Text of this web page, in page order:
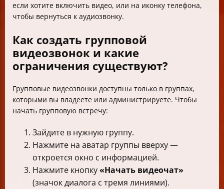
если хотите включить видео, или на иконку телефона,
чтобы вернуться к аудиозвонку.
Как создать групповой
видеозвонок и какие
ограничения существуют?
Групповые видеозвонки доступны только в группах,
которыми вы владеете или администрируете. Чтобы
начать групповую встречу:
Зайдите в нужную группу.
Нажмите на аватар группы вверху —
откроется окно с информацией.
Нажмите кнопку«Начать видеочат»
(значок диалога с тремя линиями).